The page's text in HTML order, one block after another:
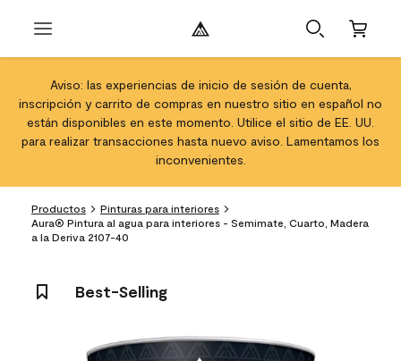
Aviso: las experiencias de inicio de sesión de cuenta,
inscripción y carrito de compras en nuestro sitio en español no
están disponibles en este momento. Utilice el sitio de EE. UU.
para realizar transacciones hasta nuevo aviso. Lamentamos los
inconvenientes.
Productos
Pinturas para interiores
Aura® Pintura al agua para interiores - Semimate, Cuarto, Madera
a la Deriva 2107-40
Best-Selling